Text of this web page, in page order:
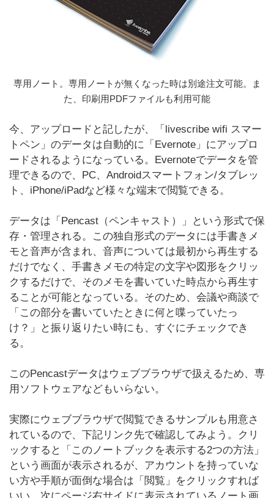
専用ノート。専用ノートが無くなった時は別途注文可能。ま
た、印刷用PDFファイルも利用可能
今、アップロードと記したが、「livescribe wifi スマー
トペン」のデータは自動的に「Evernote」にアップロ
ードされるようになっている。Evernoteでデータを管
理できるので、PC、Androidスマートフォン/タブレッ
ト、iPhone/iPadなど様々な端末で閲覧できる。
データは「Pencast（ペンキャスト）」という形式で保
存・管理される。この独自形式のデータには手書きメ
モと音声が含まれ、音声については最初から再生する
だけでなく、手書きメモの特定の文字や図形をクリッ
クするだけで、そのメモを書いていた時点から再生す
ることが可能となっている。そのため、会議や商談で
「この部分を書いていたときに何と喋っていたっ
け？」と振り返りたい時にも、すぐにチェックでき
る。
このPencastデータはウェブブラウザで扱えるため、専
用ソフトウェアなどもいらない。
実際にウェブブラウザで閲覧できるサンプルも用意さ
れているので、下記リンク先で確認してみよう。クリ
ックすると「このノートブックを表示する2つの方法」
という画面が表示されるが、アカウントを持っていな
い方や手順が面倒な場合は「閲覧」をクリックすれば